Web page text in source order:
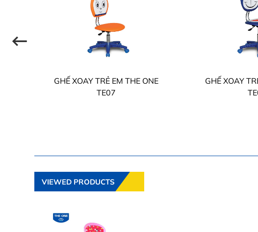
GHẾ XOAY TRẺ EM THE ONE
TE07
GHẾ XOAY
VIEWED PRODUCTS